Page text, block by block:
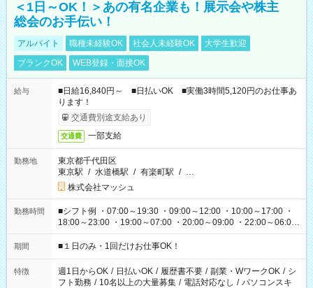
＜1日～OK！＞あの有名企業も！展示会や株主
総会のお手伝い！
アルバイト 職種未経験OK 社会人未経験OK
大学生歓迎
ブランクOK
WEB登録・面接OK
給与
■日給16,840円～ ■日払いOK ■実働3時間5,120円のお仕事あ
ります！
交通費別途支給あり
交通費 一部支給
勤務地
東京都千代田区
東京駅 / 水道橋駅 / 有楽町駅 / …
株式会社マッシュ
勤務時間
■シフト例 ・07:00～19:30 ・09:00～12:00 ・10:00～17:00 ・
18:00～23:00 ・19:00～07:00 ・20:00～09:00 ・22:00～06:00
etc ★最短で3時間で5,120円のお仕事から 15時間で2万円近く稼
げるお仕事も！ ご希望のお時間に合わせてご紹介！ ※シフトは
ください！
期間 ■１日のみ・1回だけお仕事OK！
特徴 週1日からOK / 日払いOK / 履歴書不要 / 副業・WワークOK / シ
フト勤務 / 10名以上の大量募集 / 電話対応なし / パソコンスキ